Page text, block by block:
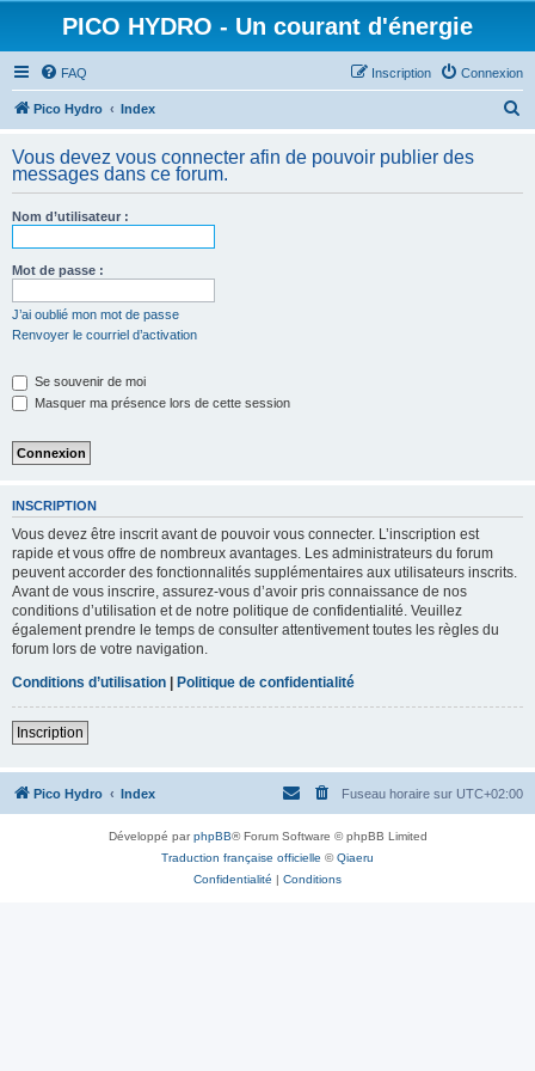
PICO HYDRO - Un courant d'énergie
FAQ Connexion
Inscription
Pico Hydro Index
h
Vous devez vous connecter afin de pouvoir publier des
messages dans ce forum.
Nom d’utilisateur :
Mot de passe :
J’ai oublié mon mot de passe
Renvoyer le courriel d’activation
Se souvenir de moi
Masquer ma présence lors de cette session
INSCRIPTION
Vous devez être inscrit avant de pouvoir vous connecter. L’inscription est
rapide et vous offre de nombreux avantages. Les administrateurs du forum
peuvent accorder des fonctionnalités supplémentaires aux utilisateurs inscrits.
Avant de vous inscrire, assurez-vous d’avoir pris connaissance de nos
conditions d’utilisation et de notre politique de confidentialité. Veuillez
également prendre le temps de consulter attentivement toutes les règles du
forum lors de votre navigation.
Conditions d’utilisation | Politique de confidentialité
Inscription
Pico Hydro Index Fuseau horaire sur UTC+02:00
Développé parphpBB® Forum Software © phpBB Limited
Traduction française officielle ©Qiaeru
Confidentialité | Conditions